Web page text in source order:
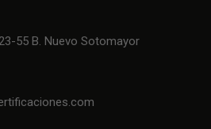
55 B. Nuevo Sotomayor